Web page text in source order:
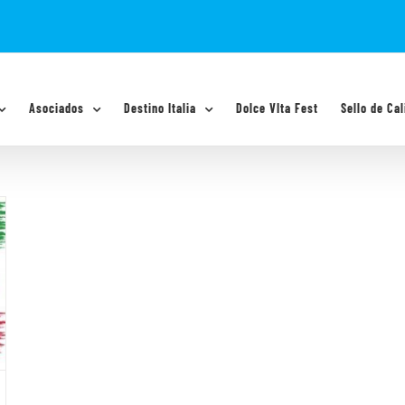
Asociados Destino Italia Dolce VIta Fest Sello de